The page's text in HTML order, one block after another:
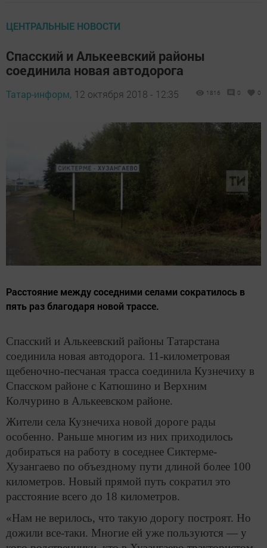
ЦЕНТРАЛЬНЫЕ НОВОСТИ
Спасский и Алькеевский районы
соединила новая автодорога
Татар-информ, 12 октября 2018 - 12:35 1816 0 0
Расстояние между соседними селами сократилось в
пять раз благодаря новой трассе.
Спасский и Алькеевский районы Татарстана
соединила новая автодорога. 11-километровая
щебеночно-песчаная трасса соединила Кузнечиху в
Спасском районе с Катюшино и Верхним
Колчурино в Алькеевском районе.
Жители села Кузнечиха новой дороге рады
особенно. Раньше многим из них приходилось
добираться на работу в соседнее Сиктерме-
Хузангаево по объездному пути длиной более 100
километров. Новый прямой путь сократил это
расстояние всего до 18 километров.
«Нам не верилось, что такую дорогу построят. Но
дожили все-таки. Многие ей уже пользуются — у